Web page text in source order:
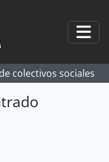
colectivos sociales